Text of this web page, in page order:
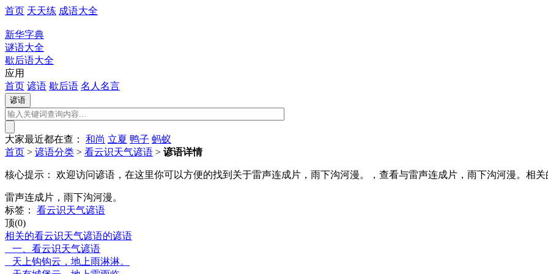
首页 天天练 成语大全
新华字典
谜语大全
歇后语大全
应用
首页 谚语 歇后语 名人名言
大家最近都在查： 和尚 立夏 鸭子 蚂蚁
首页 > 谚语分类 > 看云识天气谚语 > 谚语详情
核心提示： 欢迎访问谚语，在这里你可以方便的找到关于雷声连成片，雨下沟河漫。，查看与雷声连成片，雨下沟河漫。相
雷声连成片，雨下沟河漫。
标签：
看云识天气谚语
顶(0)
相关的看云识天气谚语的谚语
一、看云识天气谚语
天上钩钩云，地上雨淋淋。